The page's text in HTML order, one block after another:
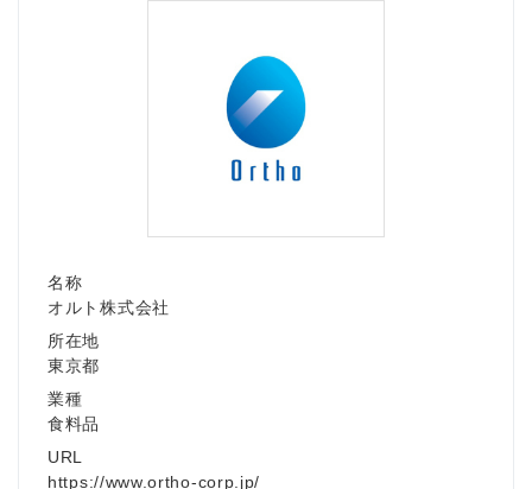
名称
オルト株式会社
所在地
東京都
業種
食料品
URL
https://www.ortho-corp.jp/